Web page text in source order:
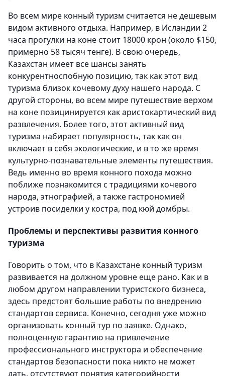
Во всем мире конный туризм считается не дешевым
видом активного отдыха. Например, в Исландии 2
часа прогулки на коне стоит 18000 крон (около $150,
примерно 58 тысяч тенге). В свою очередь,
Казахстан имеет все шансы занять
конкурентноспобную позицию, так как этот вид
туризма близок кочевому духу нашего народа. С
другой стороны, во всем мире путешествие верхом
на коне позицинируется как аристокартический вид
развлечения. Более того, этот активный вид
туризма набирает популярность, так как он
включает в себя экологические, и в то же время
культурно-познавательные элементы путешествия.
Ведь именно во время конного похода можно
поближе познакомится с традициями кочевого
народа, этнографией, а также гастрономией
устроив посиделки у костра, под кюй домбры.
Проблемы и перспективы развития конного
туризма
Говорить о том, что в Казахстане конный туризм
развивается на должном уровне еще рано. Как и в
любом другом направлении туристского бизнеса,
здесь предстоят большие работы по внедрению
стандартов сервиса. Конечно, сегодня уже можно
организовать конный тур по заявке. Однако,
полноценную гарантию на привлечение
профессионального инструктора и обеспечение
стандартов безопасности пока никто не может
дать, отсутствуют понятия категорийности